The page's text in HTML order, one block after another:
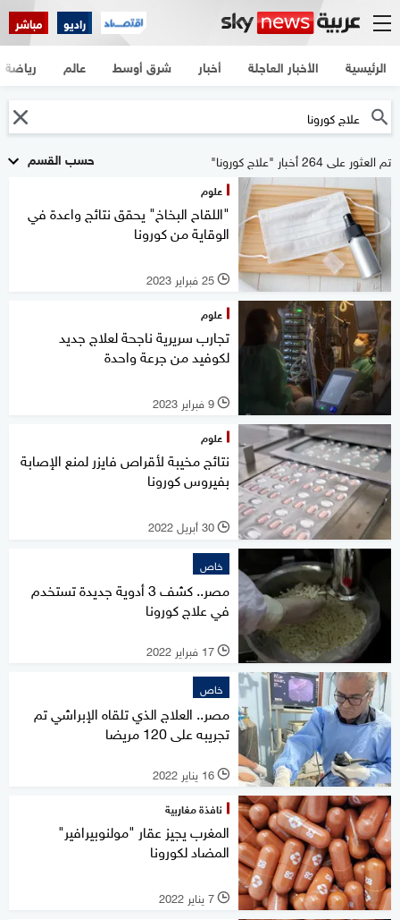
راديو مباشر
الرئيسية الأخبار العاجلة أخبار شرق أوسط عالم رياضة
حسب القسم تم العثور على 264 أخبار "علاج كورونا"
علوم
"اللقاح البخاخ" يحقق نتائج واعدة في
الوقاية من كورونا
l 25 فبراير 2023
علوم
تجارب سريرية ناجحة لعلاج جديد
لكوفيد من جرعة واحدة
l 9 فبراير 2023
علوم
نتائج مخيبة لأقراص فايزر لمنع الإصابة
بفيروس كورونا
l 30 أبريل 2022
خاص
مصر.. كشف 3 أدوية جديدة تستخدم
في علاج كورونا
l 17 فبراير 2022
خاص
مصر.. العلاج الذي تلقاه الإبراشي تم
تجريبه على 120 مريضا
l 16 يناير 2022
نافذة مغاربية
المغرب يجيز عقار "مولنوبيرافير"
المضاد لكورونا
l 7 يناير 2022